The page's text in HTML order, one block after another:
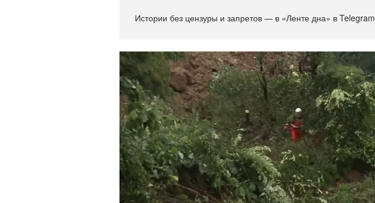
Истории без цензуры и запретов — в «Ленте дна» в Telegram